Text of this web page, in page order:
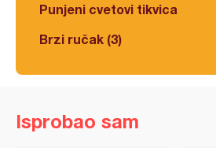
Punjeni cvetovi tikvica
Brzi ručak (3)
Isprobao sam